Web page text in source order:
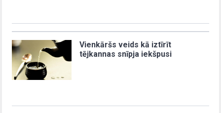
Vienkāršs veids kā iztīrīt
tējkannas snīpja iekšpusi